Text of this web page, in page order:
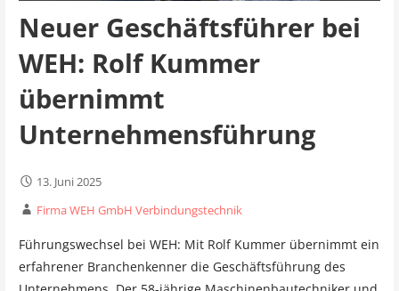
Neuer Geschäftsführer bei
WEH: Rolf Kummer
übernimmt
Unternehmensführung
13. Juni 2025
Firma WEH GmbH Verbindungstechnik
Führungswechsel bei WEH: Mit Rolf Kummer übernimmt ein
erfahrener Branchenkenner die Geschäftsführung des